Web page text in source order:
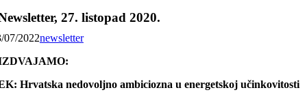
27. listopad 2020.
07/2022newsletter
Hrvatska nedovoljno ambiciozna u energetskoj učinkovitosti